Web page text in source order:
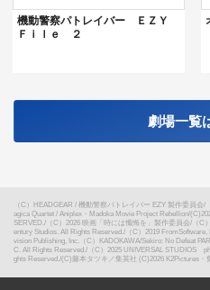
機動警察パトレイバー ＥＺＹ
Ｆｉｌｅ ２
劇場一覧
（C）HEADGEAR / 機動警察パトレイバー EZY 製作委員会/
agica Quartet / Aniplex・Madoka Movie Project Rebellion/
SERVED./ （C）2026 映画「時には懺悔を」製作委員会/ （C
entury Studios. All Rights Reserved./ （C）2019
vision Publishing, Inc.（C）KADOKAWA/Sekiro: No Defeat
C. All Rights Reserved./ （C）2025 UNIVERSAL STUDIOS
ghts Reserved./(C)藤本タツキ／集英社 (C)2026 K2Pictures・